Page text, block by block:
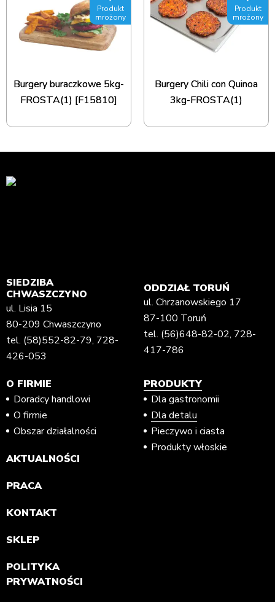
Produkt
mrożony
Burgery buraczkowe 5kg-
FROSTA(1) [F15810]
Produkt
mrożony
Burgery Chili con Quinoa
3kg-FROSTA(1)
SIEDZIBA
CHWASZCZYNO
ul. Lisia 15
80-209 Chwaszczyno
tel. (58)552-82-79, 728-
426-053
ODDZIAŁ TORUŃ
ul. Chrzanowskiego 17
87-100 Toruń
tel. (56)648-82-02, 728-
417-786
O FIRMIE
Doradcy handlowi
O firmie
Obszar działalności
AKTUALNOŚCI
PRACA
KONTAKT
SKLEP
POLITYKA
PRYWATNOŚCI
PRODUKTY
Dla gastronomii
Dla detalu
Pieczywo i ciasta
Produkty włoskie